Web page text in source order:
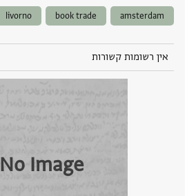
amsterdam
book trade
livorno
אין רשומות קשורות
No Image